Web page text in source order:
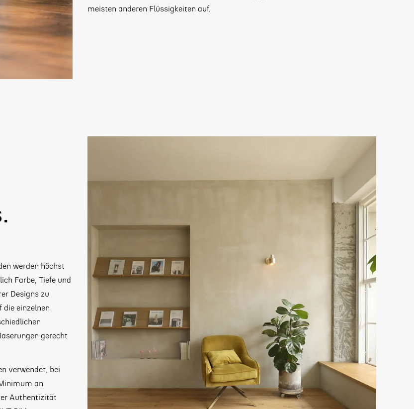
meisten anderen Flüssigkeiten auf.
werden höchst
Farbe, Tiefe und
Designs zu
die einzelnen
gerecht
verwendet, bei
an
Authentizität